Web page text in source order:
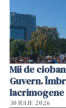
Mii de
Guvern.
lacrimogene
30 IULIE 2026